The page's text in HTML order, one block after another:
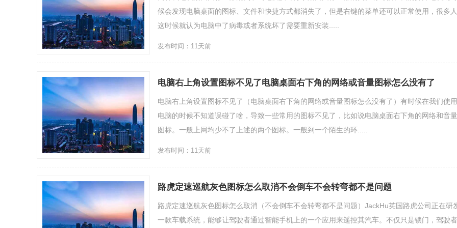
候会发现电脑桌面的图标、文件和快捷方式都消失了，但是右键的菜单还可以正常使用，很多人
这时候就认为电脑中了病毒或者系统坏了需要重新安装.....
发布时间：11天前
电脑右上角设置图标不见了电脑桌面右下角的网络或音量图标怎么没有了
电脑右上角设置图标不见了（电脑桌面右下角的网络或音量图标怎么没有了）有时候在我们使用
电脑的时候不知道误碰了啥，导致一些常用的图标不见了，比如说电脑桌面右下角的网络和音量
图标。一般上网均少不了上述的两个图标。一般到一个陌生的环.....
发布时间：11天前
路虎定速巡航灰色图标怎么取消不会倒车不会转弯都不是问题
路虎定速巡航灰色图标怎么取消（不会倒车不会转弯都不是问题）JackHu英国路虎公司正在研
一款车载系统，能够让驾驶者通过智能手机上的一个应用来遥控其汽车。不仅只是锁门，驾驶者